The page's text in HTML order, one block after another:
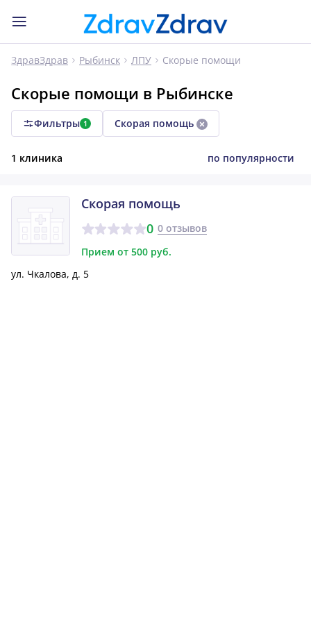
ЗдравЗдрав Рыбинск ЛПУ Скорые помощи
Скорые помощи в Рыбинске
Фильтры 1 Скорая помощь
1 клиника по популярности
Скорая помощь
0 0 отзывов
Прием от 500 руб.
ул. Чкалова, д. 5